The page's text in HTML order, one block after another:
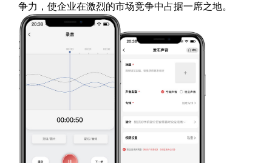
争力，使企业在激烈的市场竞争中占据一席之地。